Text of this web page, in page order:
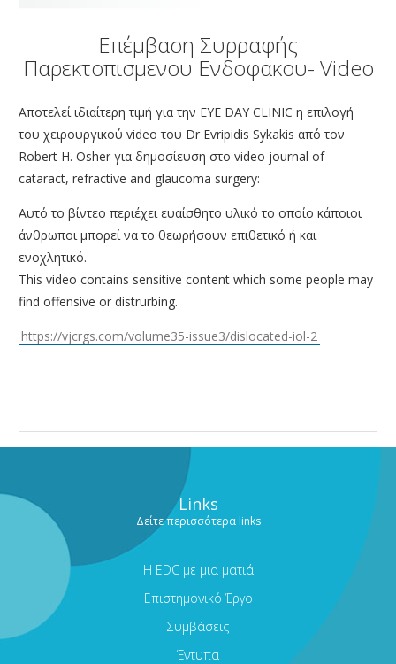
ΤΜΗΜΑ ΚΕΡΑΤΟΕΙΔΟΥΣ & ΜΕΤΑΜΟΣΧΕΥΣΕΩΝ
ΤΜΗΜΑ ΦΛΕΓΜΟΝΩΝ – ΡΑΓΟΕΙΔΙΤΙΔΑΣ
ΤΜΗΜΑ ΟΦΘΑΛΜΟΛΟΓΙΚΟΥ CHECK UP
ΤΜΗΜΑ ΕΚΠΑΙΔΕΥΣΗΣ & ΕΡΕΥΝΑΣ
ΠΑΘΗΣΕΙΣ
ΣΥΓΧΡΟΝΟΣ ΕΞΟΠΛΙΣΜΟΣ
ΓΙΑΤΡΟΙ
BLOG
ΕΠΙΚΟΙΝΩΝΙΑ
Επέμβαση Συρραφής
Παρεκτοπισμενου Ενδοφακου- Video
Αποτελεί ιδιαίτερη τιμή για την EYE DAY CLINIC η επιλογή
του χειρουργικού video του Dr Evripidis Sykakis από τον
Robert H. Osher για δημοσίευση στο video journal of
cataract, refractive and glaucoma surgery:
Αυτό το βίντεο περιέχει ευαίσθητο υλικό το οποίο κάποιοι
άνθρωποι μπορεί να το θεωρήσουν επιθετικό ή και
ενοχλητικό.
This video contains sensitive content which some people may
find offensive or distrurbing.
https://vjcrgs.com/volume35-issue3/dislocated-iol-2
Links
Δείτε περισσότερα links
Η EDC με μια ματιά
Επιστημονικό Έργο
Συμβάσεις
Έντυπα